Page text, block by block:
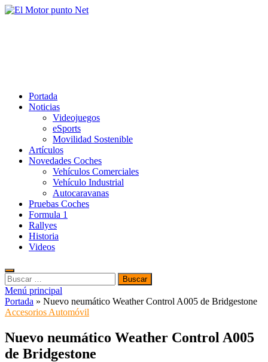
Saltar
Portada
Noticias
Videojuegos
eSports
Movilidad Sostenible
Artículos
Novedades Coches
Vehículos Comerciales
Vehículo Industrial
Autocaravanas
Pruebas Coches
Formula 1
Rallyes
Historia
Videos
Buscar:
Menú principal
Portada » Nuevo neumático Weather Control A005 de Bridgestone
Accesorios Automóvil
Nuevo neumático Weather Control A005
de Bridgestone